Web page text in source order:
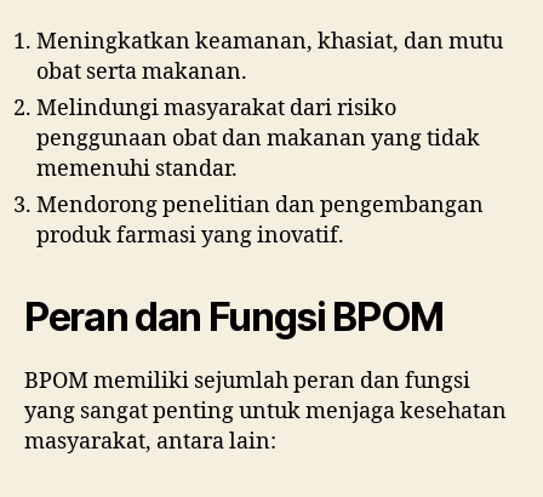
Meningkatkan keamanan, khasiat, dan mutu
obat serta makanan.
Melindungi masyarakat dari risiko
penggunaan obat dan makanan yang tidak
memenuhi standar.
Mendorong penelitian dan pengembangan
produk farmasi yang inovatif.
Peran dan Fungsi BPOM
BPOM memiliki sejumlah peran dan fungsi
yang sangat penting untuk menjaga kesehatan
masyarakat, antara lain: